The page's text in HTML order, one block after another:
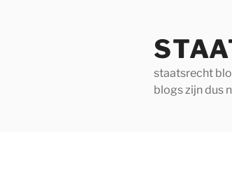
staatsrecht
blogs zijn dus